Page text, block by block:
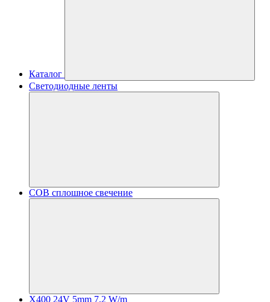
Каталог
Светодиодные ленты
COB сплошное свечение
X400 24V 5mm 7.2 W/m